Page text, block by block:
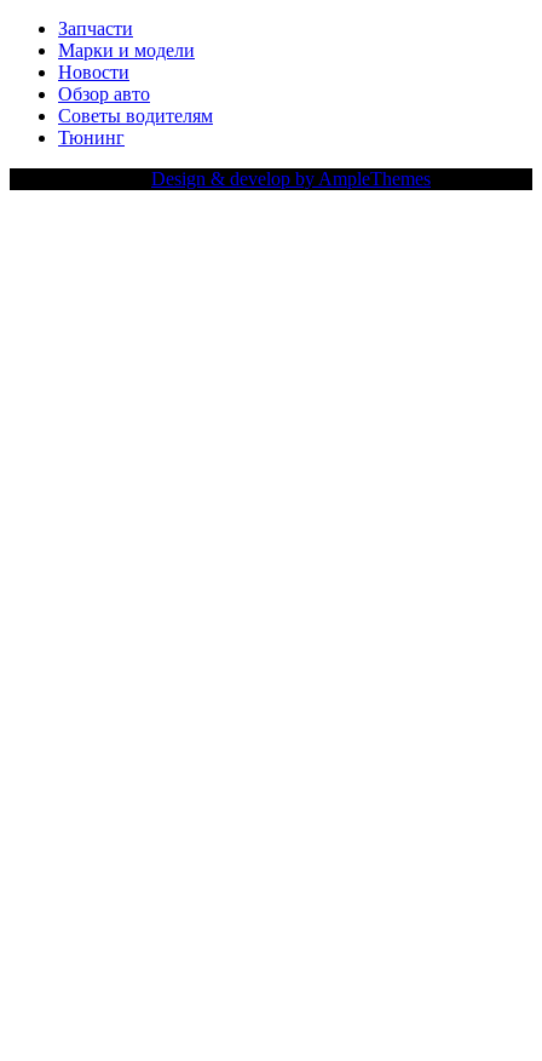
Запчасти
Марки и модели
Новости
Обзор авто
Советы водителям
Тюнинг
Design & develop by AmpleThemes